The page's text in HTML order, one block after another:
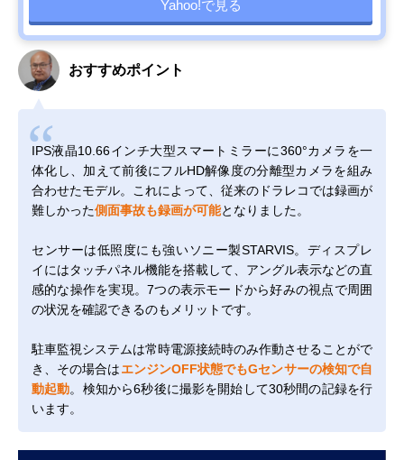
Yahoo!で見る
おすすめポイント
IPS液晶10.66インチ大型スマートミラーに360°カメラを一
体化し、加えて前後にフルHD解像度の分離型カメラを組み
合わせたモデル。これによって、従来のドラレコでは録画が
難しかった側面事故も録画が可能となりました。
センサーは低照度にも強いソニー製STARVIS。ディスプレ
イにはタッチパネル機能を搭載して、アングル表示などの直
感的な操作を実現。7つの表示モードから好みの視点で周囲
の状況を確認できるのもメリットです。
駐車監視システムは常時電源接続時のみ作動させることがで
き、その場合はエンジンOFF状態でもGセンサーの検知で自
動起動。検知から6秒後に撮影を開始して30秒間の記録を行
います。